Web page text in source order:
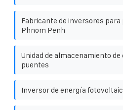
Fabricante de inversores para
Phnom Penh
Unidad de almacenamiento
puentes
Inversor de energía